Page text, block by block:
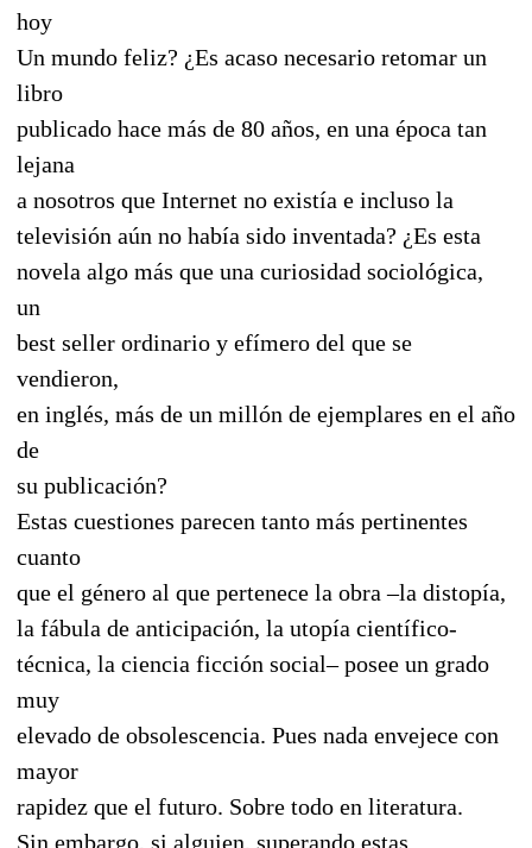
hoy
Un mundo feliz? ¿Es acaso necesario retomar un
libro
publicado hace más de 80 años, en una época tan
lejana
a nosotros que Internet no existía e incluso la
televisión aún no había sido inventada? ¿Es esta
novela algo más que una curiosidad sociológica,
un
best seller ordinario y efímero del que se
vendieron,
en inglés, más de un millón de ejemplares en el año
de
su publicación?
Estas cuestiones parecen tanto más pertinentes
cuanto
que el género al que pertenece la obra –la distopía,
la fábula de anticipación, la utopía científico-
técnica, la ciencia ficción social– posee un grado
muy
elevado de obsolescencia. Pues nada envejece con
mayor
rapidez que el futuro. Sobre todo en literatura.
Sin embargo, si alguien, superando estas